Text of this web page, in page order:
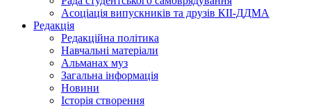
Асоціація випускників та друзів КІІ-ДДМА
Редакція
Редакційна політика
Навчальні матеріали
Альманах муз
Загальна інформація
Новини
Історія створення